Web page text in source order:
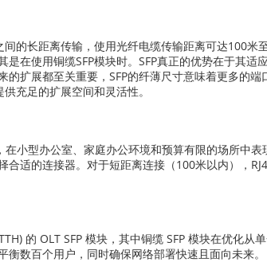
间的长距离传输，使用光纤电缆传输距离可达100
在使用铜缆SFP模块时。SFP真正的优势在于其
的扩展都至关重要，SFP的纤薄尺寸意味着更多
充足的扩展空间和灵活性。
在小型办公室、家庭办公环境和预算有限的场所中
合适的连接器。对于短距离连接（100米以内），
的 OLT SFP 模块，其中铜缆 SFP 模块在优化
数百个用户，同时确保网络部署快速且面向未来。